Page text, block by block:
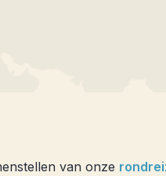
van onze